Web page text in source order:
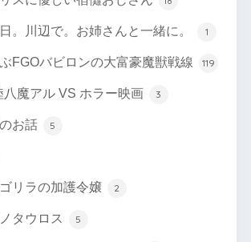
。川辺で。お姉さんと一緒に。 1
FGOバビロンの大富豪魔獣戦線 119
八魔アル VS ホラー映画 3
お話 5
リラの加護令嬢 2
タウロス 5